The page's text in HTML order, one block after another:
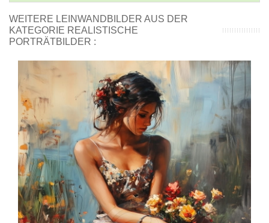
WEITERE LEINWANDBILDER AUS DER
KATEGORIE REALISTISCHE
PORTRÄTBILDER :